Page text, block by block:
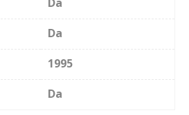
Da
1995
Da